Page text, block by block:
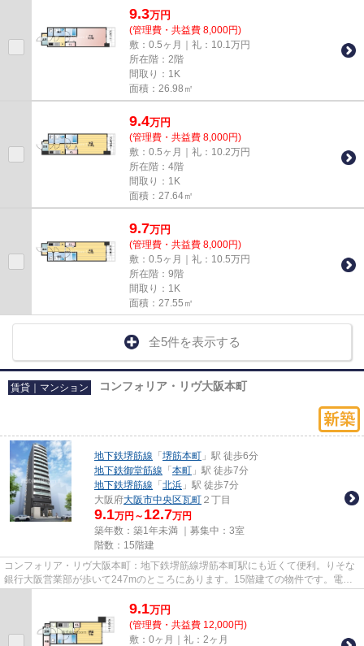
9.3万円
(管理費・共益費 8,000円)
敷：0.5ヶ月｜礼：10.1万円
所在階：2階
間取り：1K
面積：26.98㎡
9.4万円
(管理費・共益費 8,000円)
敷：0.5ヶ月｜礼：10.2万円
所在階：4階
間取り：1K
面積：27.64㎡
9.7万円
(管理費・共益費 8,000円)
敷：0.5ヶ月｜礼：10.5万円
所在階：9階
間取り：1K
面積：27.55㎡
全5件を表示する
賃貸｜マンション コンフォリア・リヴ大阪本町
地下鉄堺筋線 「 堺筋本町 」駅 徒歩6分
地下鉄御堂筋線 「 本町 」駅 徒歩7分
地下鉄堺筋線 「 北浜 」駅 徒歩7分
大阪府大阪市中央区瓦町 ２丁目
9.1万円～ 12.7万円
築年数：築1年未満 ｜募集中： 3室
階数：15階建
コンフォリア・リヴ大阪本町：地下鉄堺筋線堺筋本町駅にも近くて便利。りそな
銀行大阪営業部が歩いて247mのところにあります。15階建ての物件です。電車
9.1万円
(管理費・共益費 12,000円)
敷：0ヶ月｜礼：2ヶ月